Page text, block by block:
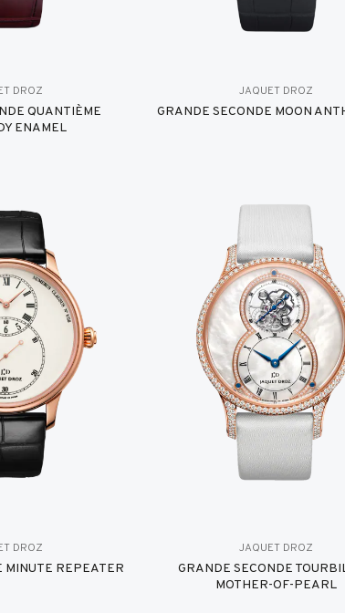
DROZ
QUANTIÈME
ENAMEL
JAQUET DROZ
GRANDE SECONDE MOON
DROZ
MINUTE REPEATER
JAQUET DROZ
GRANDE SECONDE
MOTHER-OF-PEARL